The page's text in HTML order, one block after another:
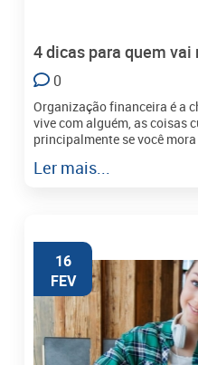
4 dicas para quem
0
Organização financeira é a
vive com alguém, as coisas
principalmente se você
Ler mais...
16
FEV